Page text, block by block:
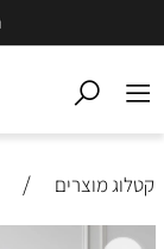
קטלוג מוצרים /